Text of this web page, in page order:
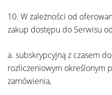
10. W zależności od
zakup dostępu do Serwisu
a. subskrypcyjną z czasem
rozliczeniowym określonym
zamówienia,